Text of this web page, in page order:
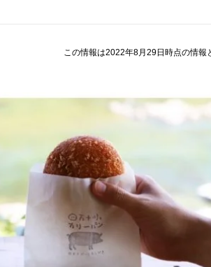
この情報は2022年8月29日時点の情報